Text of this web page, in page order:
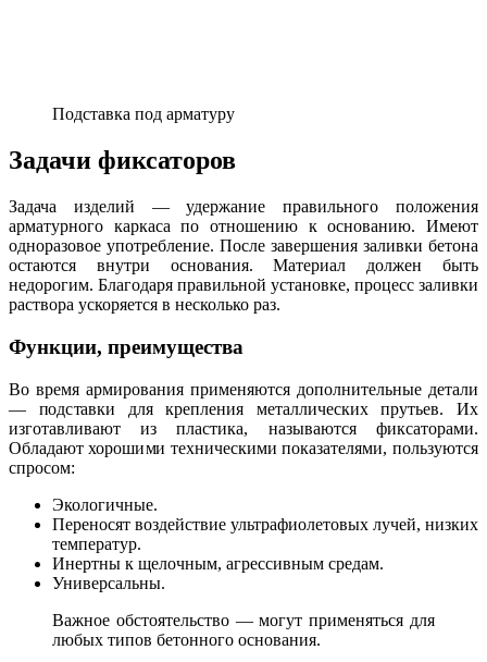
Подставка под арматуру
Задачи фиксаторов
Задача изделий — удержание правильного положения
арматурного каркаса по отношению к основанию. Имеют
одноразовое употребление. После завершения заливки бетона
остаются внутри основания. Материал должен быть
недорогим. Благодаря правильной установке, процесс заливки
раствора ускоряется в несколько раз.
Функции, преимущества
Во время армирования применяются дополнительные детали
— подставки для крепления металлических прутьев. Их
изготавливают из пластика, называются фиксаторами.
Обладают хорошими техническими показателями, пользуются
спросом:
Экологичные.
Переносят воздействие ультрафиолетовых лучей, низких
температур.
Инертны к щелочным, агрессивным средам.
Универсальны.
Важное обстоятельство — могут применяться для
любых типов бетонного основания.